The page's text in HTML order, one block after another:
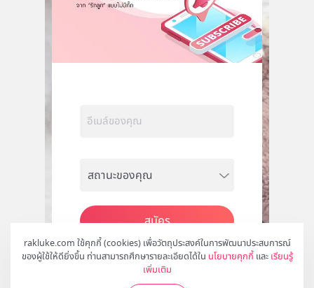
rakluke.com ใช้คุกกี้ (cookies) เพื่อวัตถุประสงค์ในการพัฒนาประสบการณ์
ของผู้ใช้ให้ดียิ่งขึ้น ท่านสามารถศึกษารายละเอียดได้ใน นโยบายคุกกี้ และ เรียนรู้
เพิ่มเติม
สมัคร